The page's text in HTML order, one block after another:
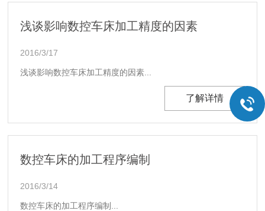
浅谈影响数控车床加工精度的因素
2016/3/17
浅谈影响数控车床加工精度的因素...
了解详情
数控车床的加工程序编制
2016/3/14
数控车床的加工程序编制...